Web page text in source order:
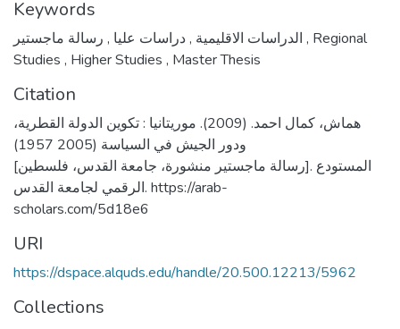
Keywords
الدراسات الاقليمية ,دراسات عليا , , Regional
Studies , Higher Studies , Master Thesis
Citation
هماش، كمال احمد. (2009). موريتانيا : تكوين الدولة القطرية،
ودور الجيش في السياسة (2005 1957)
[رسالة ماجستير منشورة، جامعة القدس، فلسطين]. المستودع
الرقمي لجامعة القدس. https://arab-
scholars.com/5d18e6
URI
https://dspace.alquds.edu/handle/20.500.12213/5962
Collections